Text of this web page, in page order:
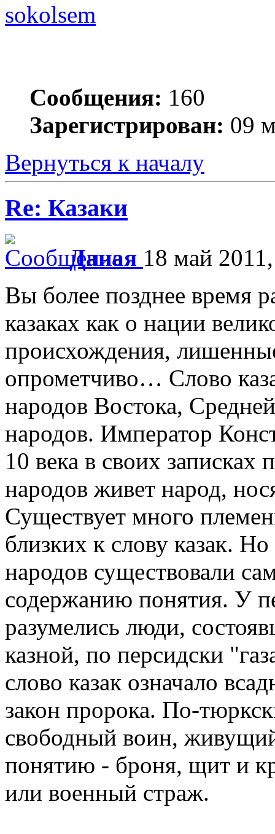
sokolsem
Сообщения: 160
Зарегистрирован: 09
Вернуться к началу
Re: Казаки
Даная 18 май
Вы более позднее время
казаках как о нации
происхождения,
опрометчиво… Слово
народов Востока,
народов. Император
10 века в своих записках
народов живет народ,
Существует много
близких к слову казак.
народов существовали
содержанию понятия. У
разумелись люди,
казной, по персидски
слово казак означало
закон пророка. По-
свободный воин,
понятию - броня, щит и
или военный страж.